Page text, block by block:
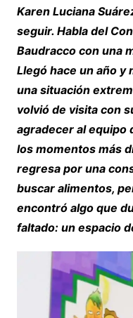
Karen Luciana
seguir. Habla del
Baudracco con una
Llegó hace un año y
una situación
volvió de visita con
agradecer al equipo
los momentos más
regresa por una
buscar alimentos,
encontró algo que
faltado: un espacio